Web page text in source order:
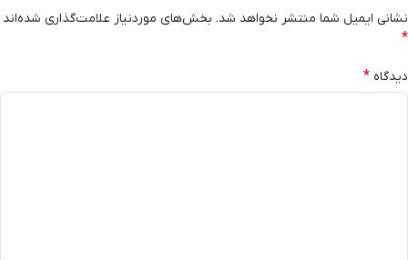
نشانی ایمیل شما منتشر نخواهد شد. بخش‌های موردنیاز علامت‌گذاری شده‌اند
*
دیدگاه *